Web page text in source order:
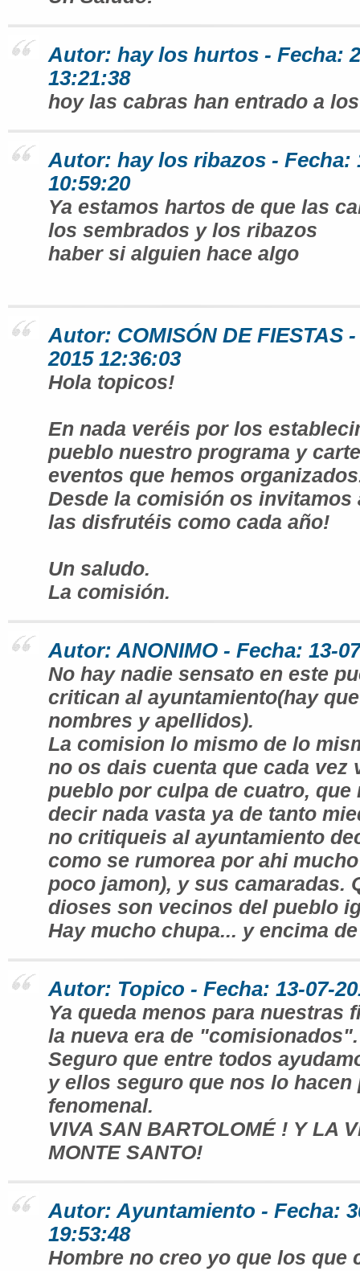
Autor: hay los hurtos - Fecha:
13:21:38
hoy las cabras han entrado a
Autor: hay los ribazos - Fecha:
10:59:20
Ya estamos hartos de que las
los sembrados y los ribazos
haber si alguien hace algo
Autor: COMISÓN DE FIESTAS
2015 12:36:03
Hola topicos!
En nada veréis por los
pueblo nuestro programa y
eventos que hemos
Desde la comisión os invitamos
las disfrutéis como cada año!
Un saludo.
La comisión.
Autor: ANONIMO - Fecha: 13-
No hay nadie sensato en este
critican al ayuntamiento(hay
nombres y apellidos).
La comision lo mismo de lo
no os dais cuenta que cada vez
pueblo por culpa de cuatro, que
decir nada vasta ya de tanto
no critiqueis al ayuntamiento
como se rumorea por ahi
poco jamon), y sus camaradas.
dioses son vecinos del pueblo
Hay mucho chupa... y encima
Autor: Topico - Fecha: 13-07-
Ya queda menos para nuestras
la nueva era de "comisionados".
Seguro que entre todos
y ellos seguro que nos lo hacen
fenomenal.
VIVA SAN BARTOLOMÉ ! Y LA
MONTE SANTO!
Autor: Ayuntamiento - Fecha:
19:53:48
Hombre no creo yo que los que